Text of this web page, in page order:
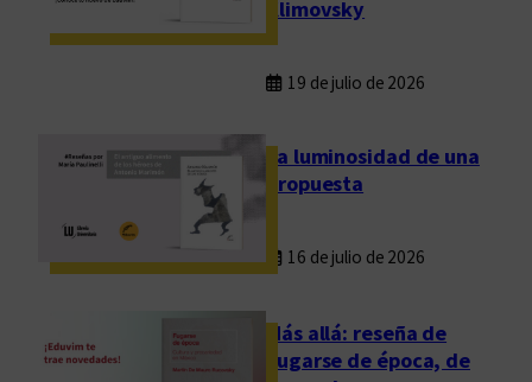
Klimovsky
19 de julio de 2026
La luminosidad de una
propuesta
16 de julio de 2026
Más allá: reseña de
Fugarse de época, de